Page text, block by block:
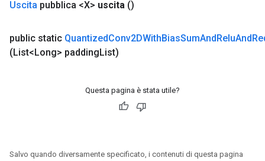
Uscita pubblica <X> uscita ()
public static QuantizedConv2DWithBiasSumAndReluAnd
(List<Long> paddingList)
Questa pagina è stata utile?
Salvo quando diversamente specificato, i contenuti di questa pagina